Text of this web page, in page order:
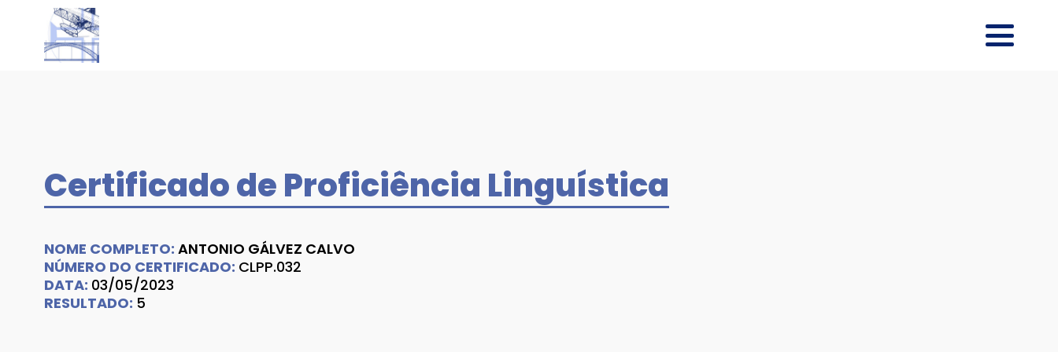
Certificado de Proficiência Linguística
NOME COMPLETO: ANTONIO GÁLVEZ CALVO
NÚMERO DO CERTIFICADO: CLPP.032
DATA: 03/05/2023
RESULTADO: 5